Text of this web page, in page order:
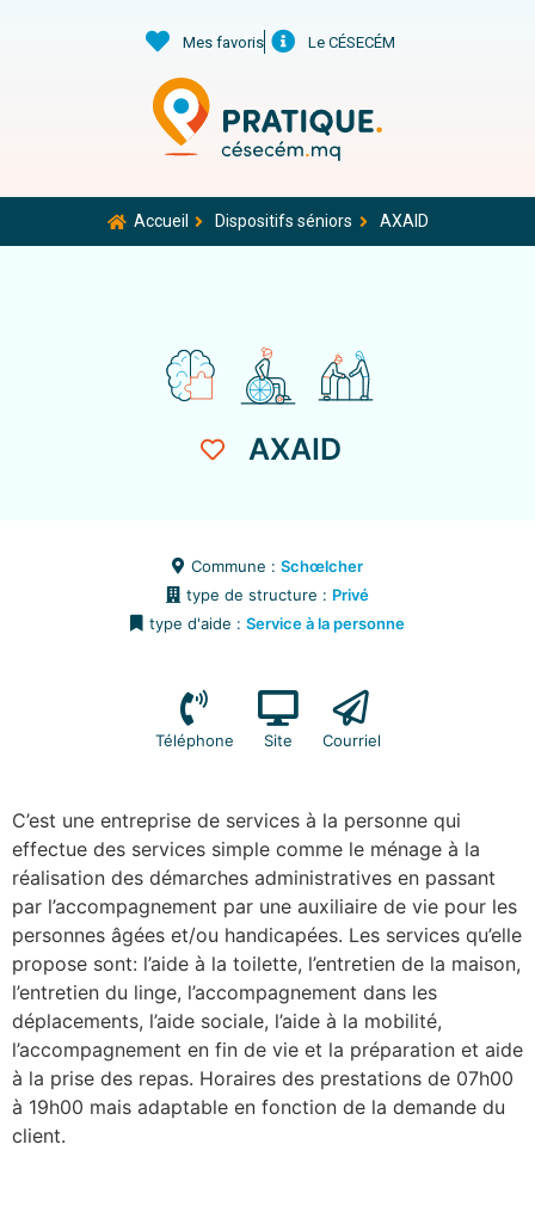
Mes favoris Le CÉSECÉM
Accueil Dispositifs séniors AXAID
AXAID
Commune : Schœlcher
type de structure : Privé
type d'aide : Service à la personne
Téléphone Site Courriel
C’est une entreprise de services à la personne qui
effectue des services simple comme le ménage à la
réalisation des démarches administratives en passant
par l’accompagnement par une auxiliaire de vie pour les
personnes âgées et/ou handicapées. Les services qu’elle
propose sont: l’aide à la toilette, l’entretien de la maison,
l’entretien du linge, l’accompagnement dans les
déplacements, l’aide sociale, l’aide à la mobilité,
l’accompagnement en fin de vie et la préparation et aide
à la prise des repas. Horaires des prestations de 07h00
à 19h00 mais adaptable en fonction de la demande du
client.